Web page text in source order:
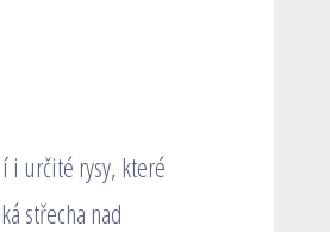
i určité rysy, které
střecha nad